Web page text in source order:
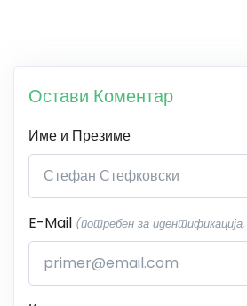
Остави Коментар
Име и Презиме
E-Mail (потребен за идентификација,